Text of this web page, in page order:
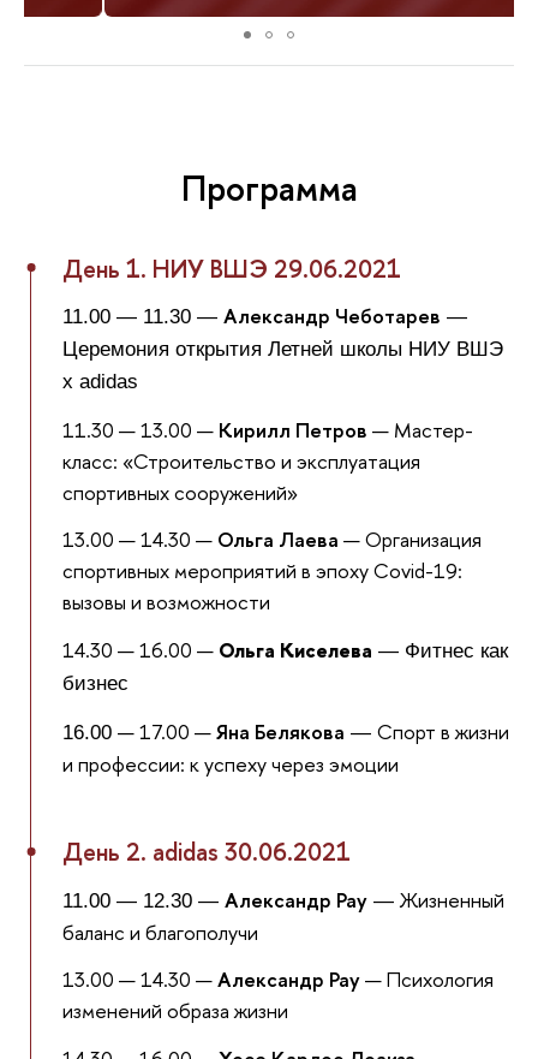
Программа
День 1. НИУ ВШЭ 29.06.2021
11.00 — 11.30 — Александр Чеботарев —
Церемония открытия Летней школы НИУ ВШЭ
x adidas
11.30 — 13.00 — Кирилл Петров — Мастер-
класс: «Строительство и эксплуатация
спортивных сооружений»
13.00 — 14.30 — Ольга Лаева — Организация
спортивных мероприятий в эпоху Covid-19:
вызовы и возможности
14.30 — 16.00 — Ольга Киселева — Фитнес как
бизнес
16.00 — 17.00 —Яна Белякова — Спорт в жизни
и профессии: к успеху через эмоции
День 2. adidas 30.06.2021
11.00 — 12.30 — Александр Рау—Жизненный
баланс и благополучи
13.00 — 14.30 —Александр Рау— Психология
изменений образа жизни